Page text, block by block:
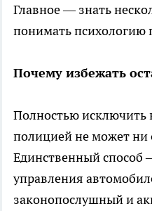
Главное — знать
понимать психологию
Почему избежать
Полностью исключить
полицией не может ни
Единственный способ
управления
законопослушный и